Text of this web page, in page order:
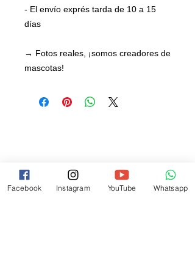
- El envío exprés tarda de 10 a 15
días
→ Fotos reales, ¡somos creadores de
mascotas!
Facebook Instagram YouTube Whatsapp